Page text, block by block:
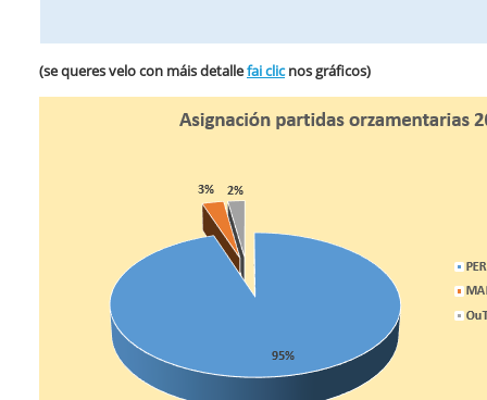
(se queres velo con máis detallefai clicnos gráficos)